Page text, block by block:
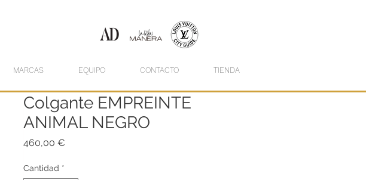
MARCAS EQUIPO CONTACTO TIENDA
Colgante EMPREINTE
ANIMAL NEGRO
460,00 €
Cantidad *